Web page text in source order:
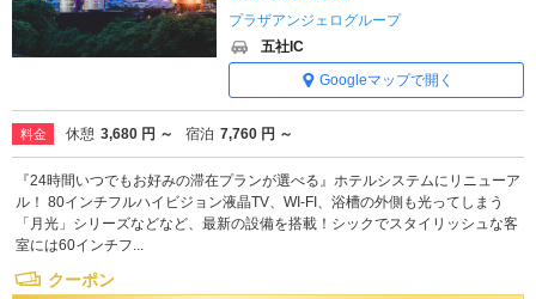
プラザアンジェログループ
五社IC
Googleマップで開く
料金 休憩 3,680 円 ～ 宿泊 7,760 円 ～
『24時間いつでもお好みの滞在プランが選べる』ホテルシステムにリニューア
ル！ 80インチフルハイビジョン液晶TV、WI-FI、浴槽の外側も光ってしまう
「月光」シリーズなどなど、最新の設備を搭載！シックでスタイリッシュな客
室には60インチフ...
クーポン